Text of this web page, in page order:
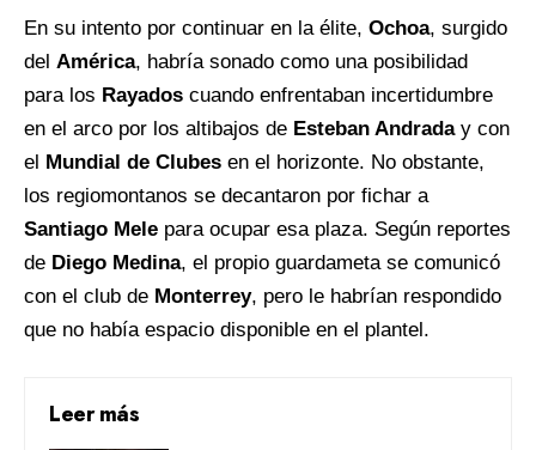
En su intento por continuar en la élite, Ochoa, surgido
del América, habría sonado como una posibilidad
para los Rayados cuando enfrentaban incertidumbre
en el arco por los altibajos de Esteban Andraday con
el Mundial de Clubes en el horizonte. No obstante,
los regiomontanos se decantaron por fichar a
Santiago Mele para ocupar esa plaza. Según reportes
de Diego Medina, el propio guardameta se comunicó
con el club de Monterrey, pero le habrían respondido
que no había espacio disponible en el plantel.
Leer más